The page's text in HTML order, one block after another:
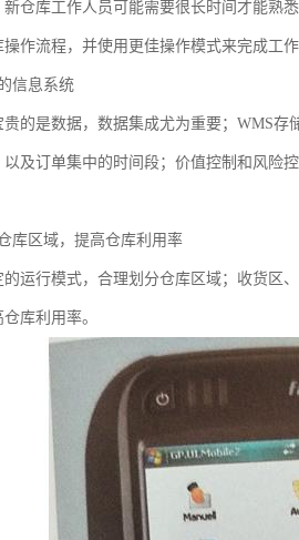
新仓库工作人员可能需要很长时间才能熟
作流程，并使用更佳操作模式来完成工作
信息系统
的是数据，数据集成尤为重要；WMS存
及订单集中的时间段；价值控制和风险
库区域，提高仓库利用率
运行模式，合理划分仓库区域；收货区
库利用率。